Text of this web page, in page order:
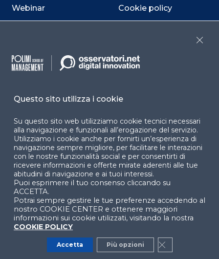
Webinar Cookie policy
accessibilità
Facebook LinkedIn
YouTube X
© 2024 Copyright © Politecnico di Milano Dipartimento
di Ingegneria Gestionale
Questo sito utilizza i cookie
Su questo sito web utilizziamo cookie tecnici necessari
alla navigazione e funzionali all’erogazione del servizio.
Utilizziamo i cookie anche per fornirti un’esperienza di
navigazione sempre migliore, per facilitare le interazioni
con le nostre funzionalità social e per consentirti di
ricevere informazioni e offerte mirate aderenti alle tue
abitudini di navigazione e ai tuoi interessi.
Puoi esprimere il tuo consenso cliccando su
ACCETTA.
Potrai sempre gestire le tue preferenze accedendo al
nostro COOKIE CENTER e ottenere maggiori
informazioni sui cookie utilizzati, visitando la nostra
COOKIE POLICY
Accetta Più opzioni Close GDPR